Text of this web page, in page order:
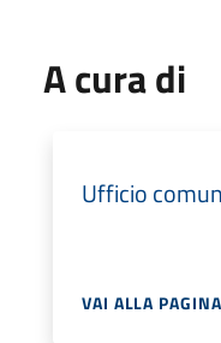
A cura di
Ufficio
VAI ALLA PAGINA